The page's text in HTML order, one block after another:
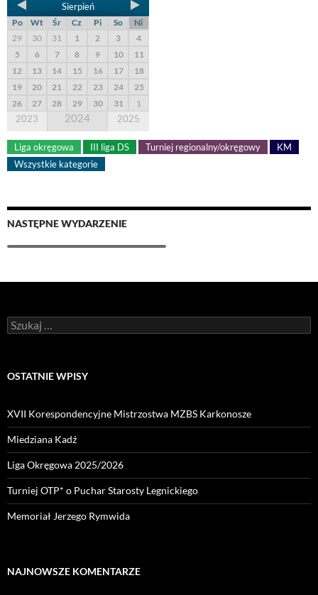
Sierpień
Po Wt Śr Cz Pi So
Ni
29
30 31 1 2 3
4
5
6 7 8 9 10
11
12
13 14 15 16 17
18
19
20 21 22 23 24
25
26
27 28 29 30 31 1
2023 2024 2025
Liga okręgowa III liga DS Turniej regionalny/okręgowy
KM
Wszystkie kategorie
NASTĘPNE WYDARZENIE
OSTATNIE WPISY
XVII Korespondencyjne Mistrzostwa MZBS Karkonosze
Miedziana Kadź
Liga Okręgowa 2025/2026
Turniej OTP* o Puchar Starosty Legnickiego
Memoriał Jerzego Rymwida
NAJNOWSZE KOMENTARZE